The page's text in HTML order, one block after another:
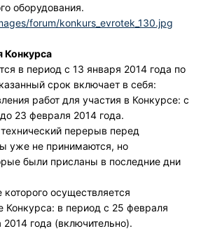
оборудования.
forum/konkurs_evrotek_130.jpg
Конкурса
в период с 13 января 2014 года по
срок включает в себя:
работ для участия в Конкурсе: с
23 февраля 2014 года.
перерыв перед
уже не принимаются, но
были присланы в последние дни
осуществляется
Конкурса: в период с 25 февраля
года (включительно).